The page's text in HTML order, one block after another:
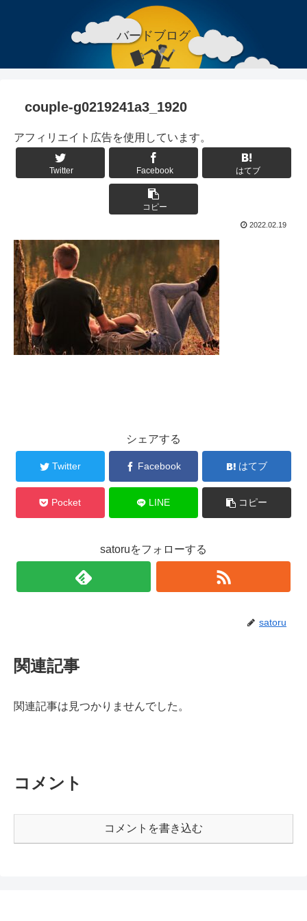
バードブログ
couple-g0219241a3_1920
アフィリエイト広告を使用しています。
Twitter Facebook はてブ
コピー
2022.02.19
シェアする
Twitter Facebook はてブ
Pocket LINE コピー
satoruをフォローする
satoru
関連記事
関連記事は見つかりませんでした。
コメント
コメントを書き込む